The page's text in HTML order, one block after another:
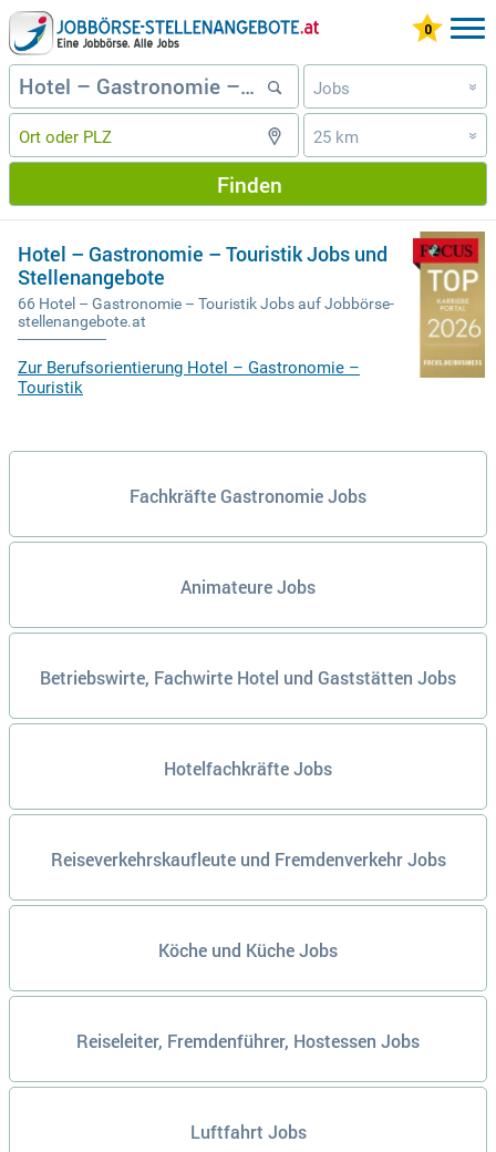
Jobs »
25 km »
Finden
Hotel – Gastronomie – Touristik Jobs und
Stellenangebote
66 Hotel – Gastronomie – Touristik Jobs auf Jobbörse-
stellenangebote.at
Zur Berufsorientierung Hotel – Gastronomie –
Touristik
Fachkräfte Gastronomie Jobs
Animateure Jobs
Betriebswirte, Fachwirte Hotel und Gaststätten Jobs
Hotelfachkräfte Jobs
Reiseverkehrskaufleute und Fremdenverkehr Jobs
Köche und Küche Jobs
Reiseleiter, Fremdenführer, Hostessen Jobs
Luftfahrt Jobs